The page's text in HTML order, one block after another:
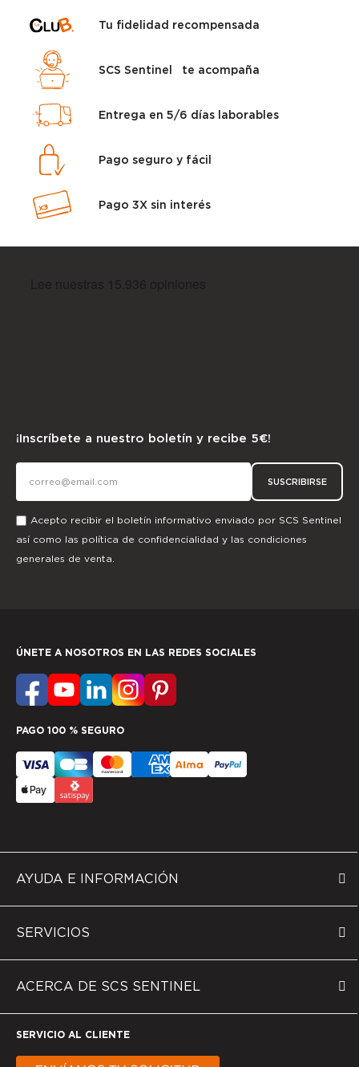
Tu fidelidad recompensada
SCS Sentinel te acompaña
Entrega en 5/6 días laborables
Pago seguro y fácil
Pago 3X sin interés
¡Inscríbete a nuestro boletín y recibe 5€!
SUSCRIBIRSE
Acepto recibir el boletín informativo enviado por SCS Sentinel
así como las política de confidencialidad y las condiciones
generales de venta.
AYUDA E INFORMACIÓN
SERVICIOS
ACERCA DE SCS SENTINEL
SERVICIO AL CLIENTE
ÚNETE A NOSOTROS EN LAS REDES SOCIALES
PAGO 100 % SEGURO